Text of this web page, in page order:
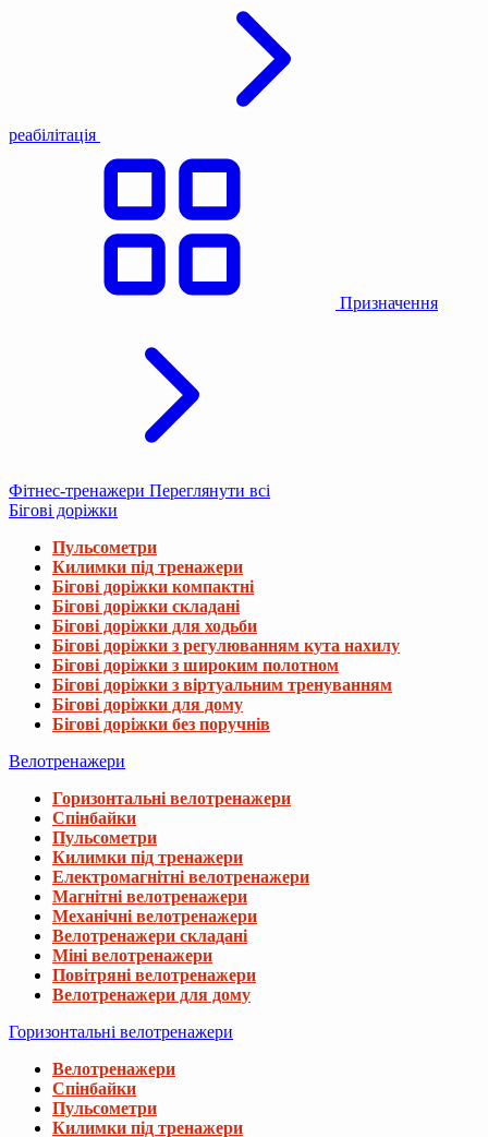
реабілітація
Призначення
Фітнес-тренажери Переглянути всі
Бігові доріжки
Пульсометри
Килимки під тренажери
Бігові доріжки компактні
Бігові доріжки складані
Бігові доріжки для ходьби
Бігові доріжки з регулюванням кута нахилу
Бігові доріжки з широким полотном
Бігові доріжки з віртуальним тренуванням
Бігові доріжки для дому
Бігові доріжки без поручнів
Велотренажери
Горизонтальні велотренажери
Спінбайки
Пульсометри
Килимки під тренажери
Електромагнітні велотренажери
Магнітні велотренажери
Механічні велотренажери
Велотренажери складані
Міні велотренажери
Повітряні велотренажери
Велотренажери для дому
Горизонтальні велотренажери
Велотренажери
Спінбайки
Пульсометри
Килимки під тренажери